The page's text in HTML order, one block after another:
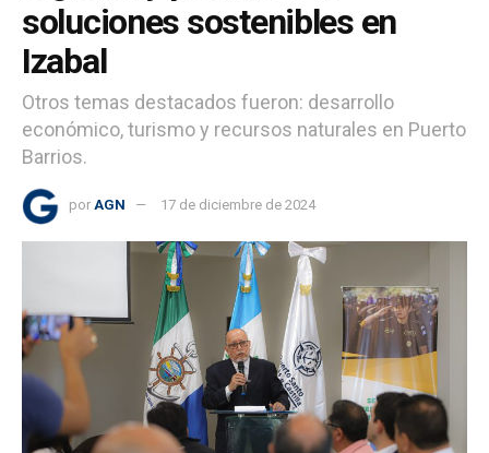
soluciones sostenibles en
Izabal
Otros temas destacados fueron: desarrollo
económico, turismo y recursos naturales en Puerto
Barrios.
por AGN 17 de diciembre de 2024